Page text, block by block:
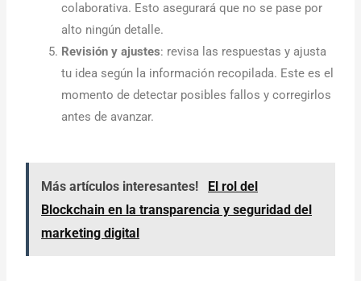
colaborativa. Esto asegurará que no se pase por
alto ningún detalle.
Revisión y ajustes: revisa las respuestas y ajusta
tu idea según la información recopilada. Este es el
momento de detectar posibles fallos y corregirlos
antes de avanzar.
Más artículos interesantes!
El rol del
Blockchain en la transparencia y seguridad del
marketing digital